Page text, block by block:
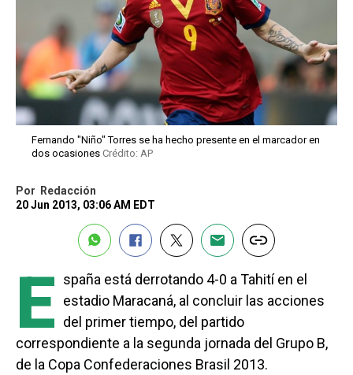
Fernando "Niño" Torres se ha hecho presente en el marcador en
dos ocasiones Crédito: AP
Por
Redacción
20 Jun 2013, 03:06 AM EDT
E spaña está derrotando 4-0 a Tahití en el
estadio Maracaná, al concluir las acciones
del primer tiempo, del partido
correspondiente a la segunda jornada del Grupo B,
de la Copa Confederaciones Brasil 2013.